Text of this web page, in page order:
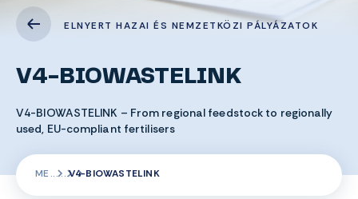
ELNYERT HAZAI ÉS NEMZETKÖZI PÁLYÁZATOK
V4-BIOWASTELINK
V4-BIOWASTELINK – From regional feedstock to regionally
used, EU-compliant fertilisers
ME V4-BIOWASTELINK